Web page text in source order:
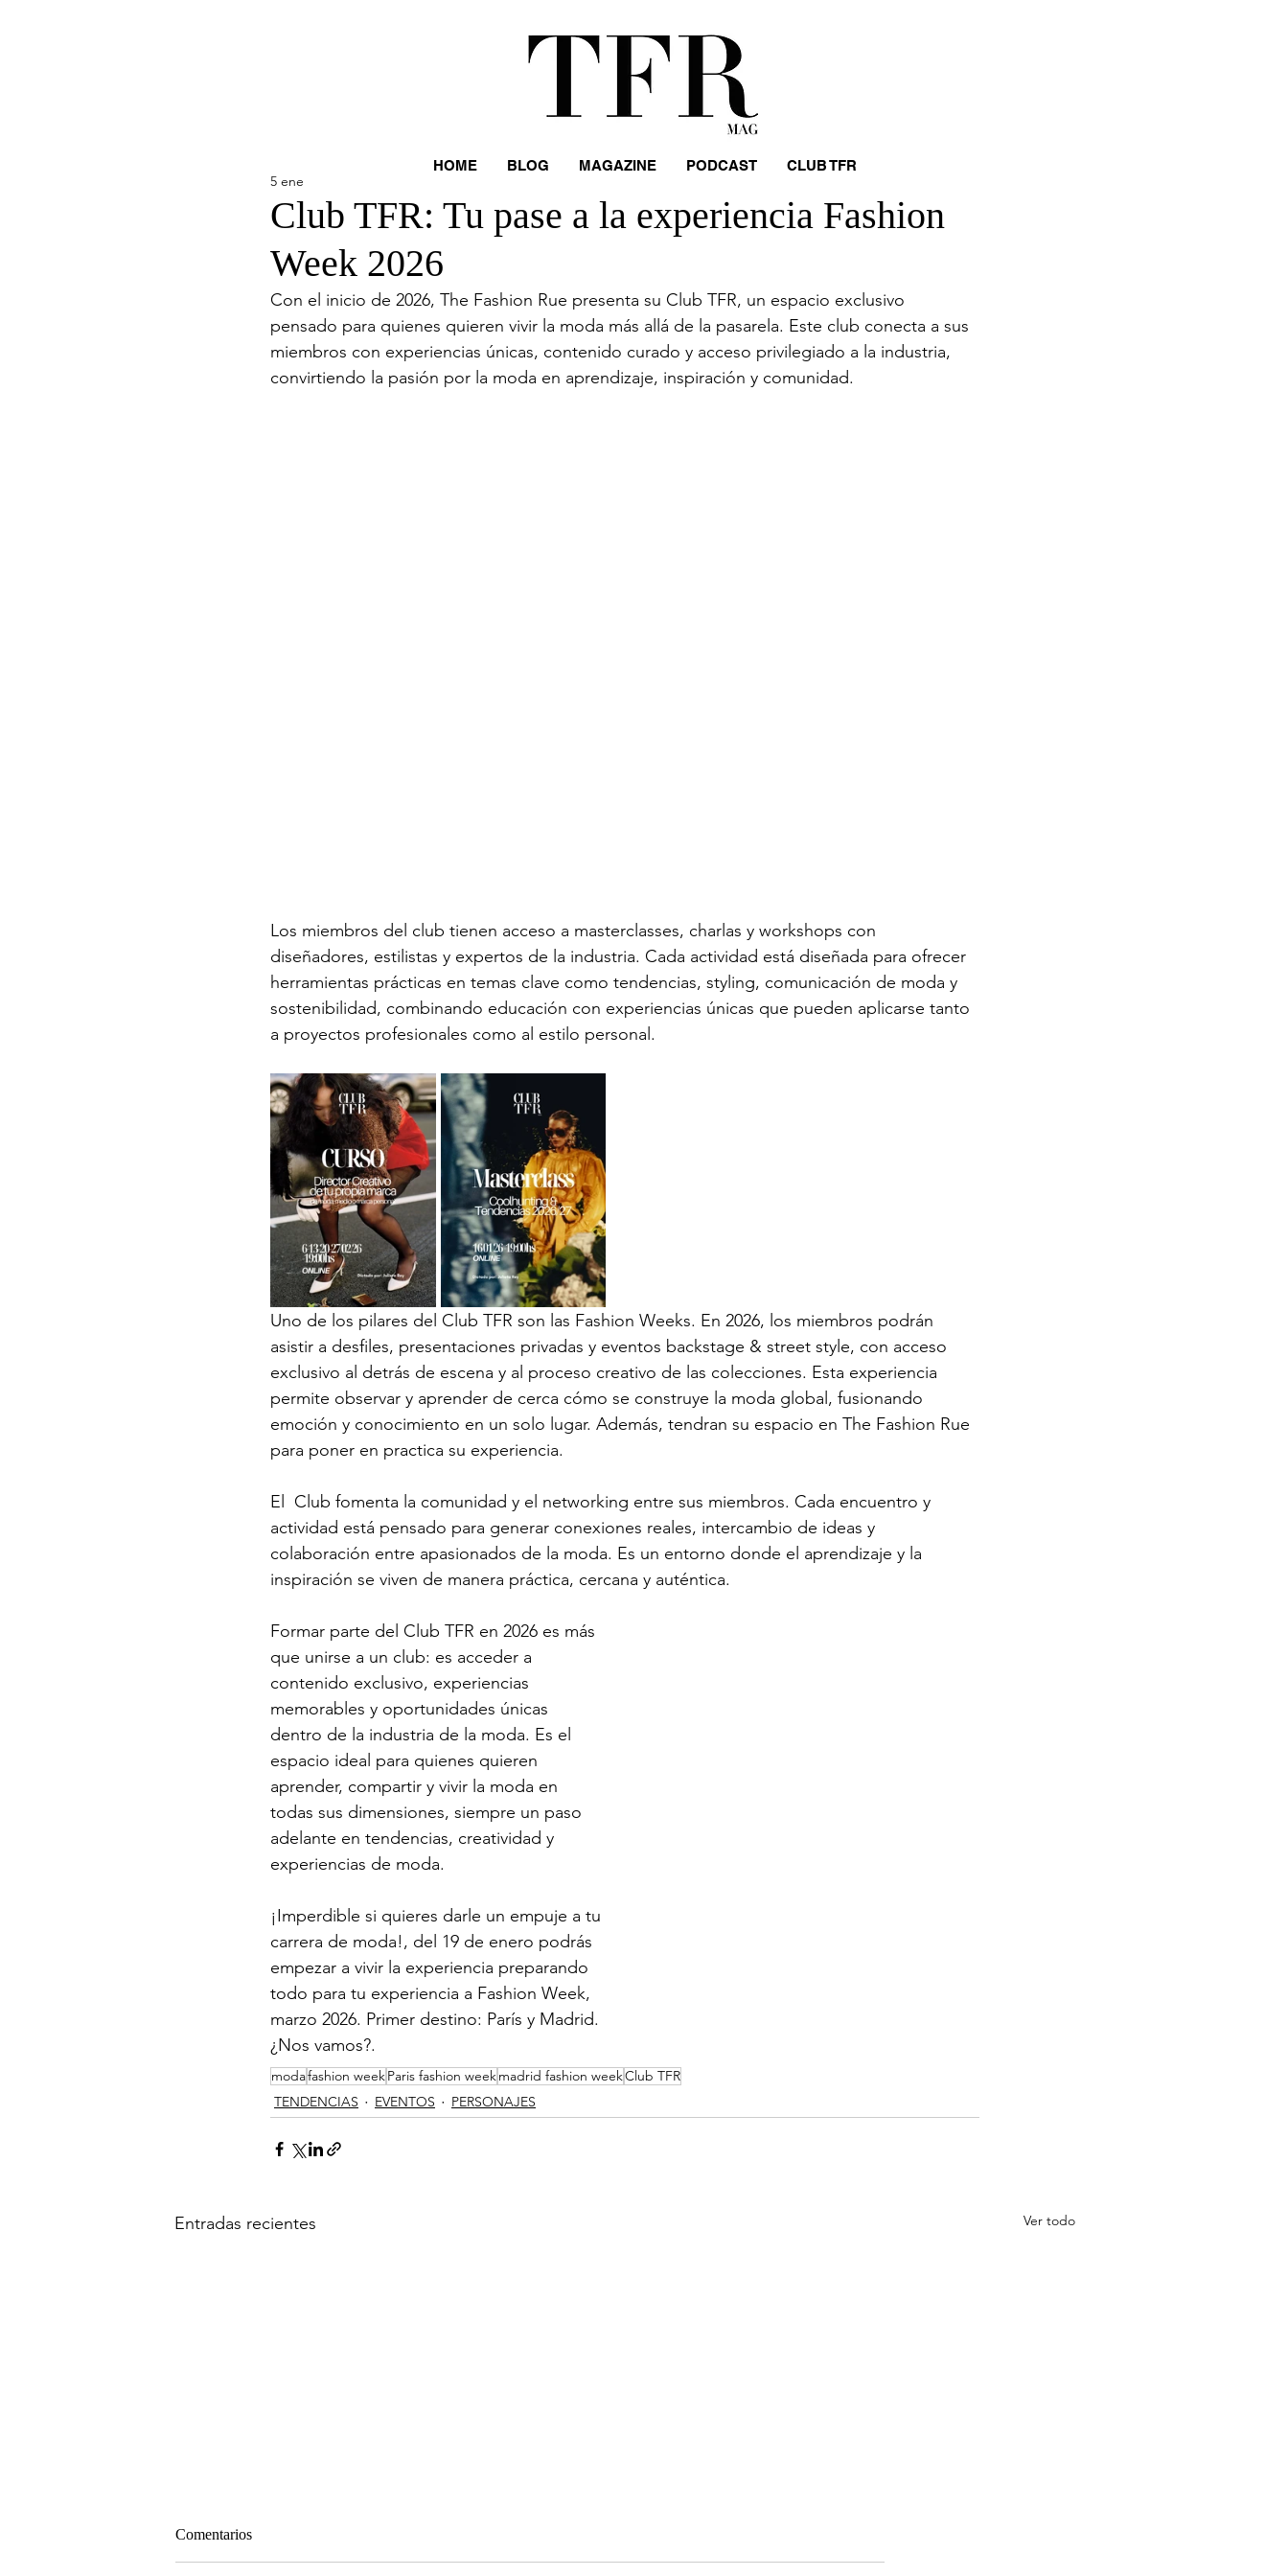
Club TFR: Tu pase a la experiencia Fashion
Week 2026
5 ene
Con el inicio de 2026, The Fashion Rue presenta su Club TFR, un espacio exclusivo
pensado para quienes quieren vivir la moda más allá de la pasarela. Este club conecta a sus
miembros con experiencias únicas, contenido curado y acceso privilegiado a la industria,
convirtiendo la pasión por la moda en aprendizaje, inspiración y comunidad.
Los miembros del club tienen acceso a masterclasses, charlas y workshops con
diseñadores, estilistas y expertos de la industria. Cada actividad está diseñada para ofrecer
herramientas prácticas en temas clave como tendencias, styling, comunicación de moda y
sostenibilidad, combinando educación con experiencias únicas que pueden aplicarse tanto
a proyectos profesionales como al estilo personal.
Uno de los pilares del Club TFR son las Fashion Weeks. En 2026, los miembros podrán
asistir a desfiles, presentaciones privadas y eventos backstage & street style, con acceso
exclusivo al detrás de escena y al proceso creativo de las colecciones. Esta experiencia
permite observar y aprender de cerca cómo se construye la moda global, fusionando
emoción y conocimiento en un solo lugar. Además, tendran su espacio en The Fashion Rue
para poner en practica su experiencia.
El  Club fomenta la comunidad y el networking entre sus miembros. Cada encuentro y
actividad está pensado para generar conexiones reales, intercambio de ideas y
colaboración entre apasionados de la moda. Es un entorno donde el aprendizaje y la
inspiración se viven de manera práctica, cercana y auténtica.
Formar parte del Club TFR en 2026 es más
que unirse a un club: es acceder a
contenido exclusivo, experiencias
memorables y oportunidades únicas
dentro de la industria de la moda. Es el
espacio ideal para quienes quieren
aprender, compartir y vivir la moda en
todas sus dimensiones, siempre un paso
adelante en tendencias, creatividad y
experiencias de moda.
¡Imperdible si quieres darle un empuje a tu
carrera de moda!, del 19 de enero podrás
empezar a vivir la experiencia preparando
todo para tu experiencia a Fashion Week,
marzo 2026. Primer destino: París y Madrid.
¿Nos vamos?.
modafashion weekParis fashion weekmadrid fashion weekClub TFR
TENDENCIAS
EVENTOS PERSONAJES
Entradas recientes Ver todo
Comentarios
HOME BLOG MAGAZINE PODCAST CLUB TFR